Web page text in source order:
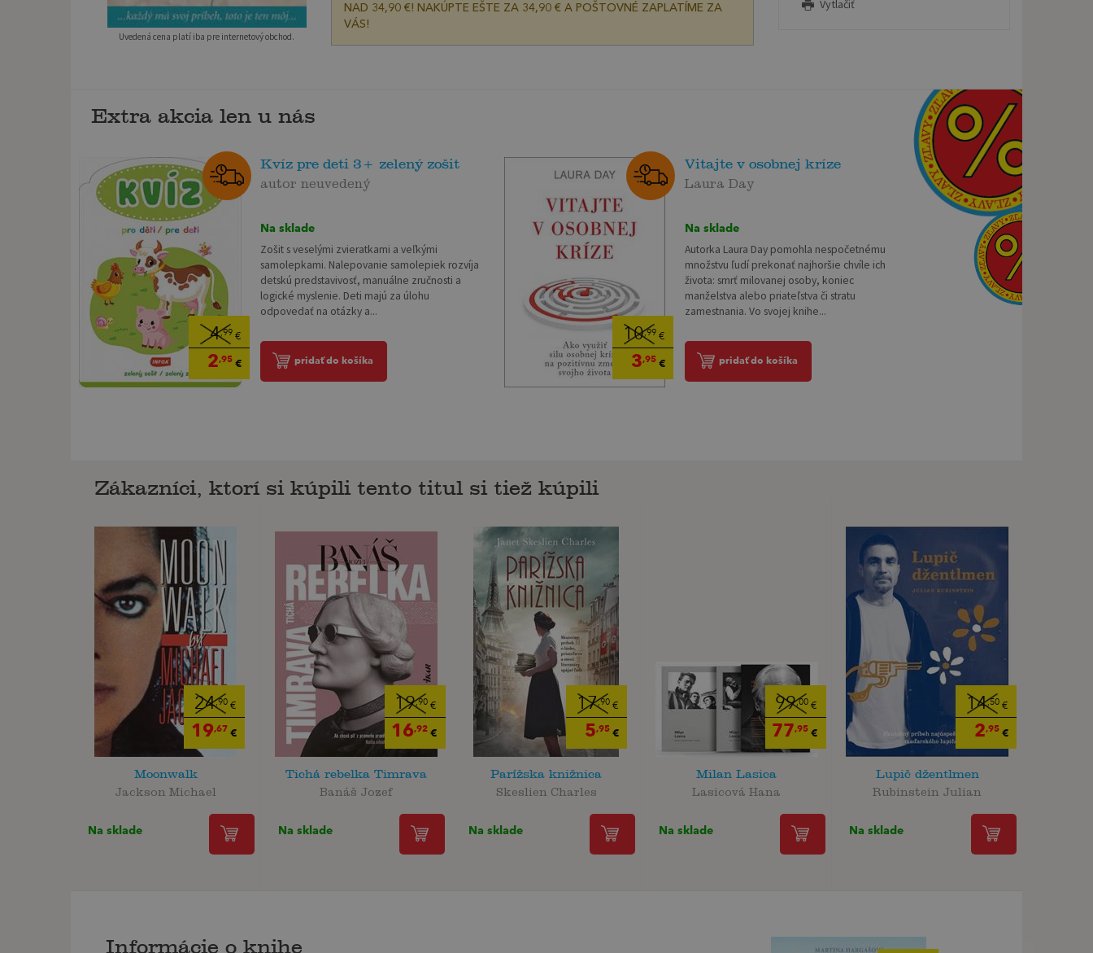
Uvedená cena platí iba pre internetový obchod.
NAD 34,90 €! NAKÚPTE EŠTE ZA 34,90 € A POŠTOVNÉ ZAPLATÍME ZA
VÁS!
Vytlačiť
Extra akcia len u nás
4,99 €
2,95€
Kvíz pre deti 3+ zelený zošit
autor neuvedený
Na sklade
Zošit s veselými zvieratkami a veľkými
samolepkami. Nalepovanie samolepiek rozvíja
detskú predstavivosť, manuálne zručnosti a
logické myslenie. Deti majú za úlohu
odpovedať na otázky a...
pridať do košíka
10,99 €
3,95€
Vitajte v osobnej kríze
Laura Day
Na sklade
Autorka Laura Day pomohla nespočetnému
množstvu ľudí prekonať najhoršie chvíle ich
života: smrť milovanej osoby, koniec
manželstva alebo priateľstva či stratu
zamestnania. Vo svojej knihe...
pridať do košíka
Zákazníci, ktorí si kúpili tento titul si tiež kúpili
24,90€
19,67 €
Moonwalk
Jackson Michael
Na sklade
19,90 €
16,92 €
Tichá rebelka Timrava
Banáš Jozef
Na sklade
17,90€
5,95€
Parížska knižnica
Skeslien Charles
Na sklade
99,00 €
77,95 €
Milan Lasica
Lasicová Hana
Na sklade
14,50€
2,95€
Lupič džentlmen
Rubinstein Julian
Na sklade
Informácie o knihe